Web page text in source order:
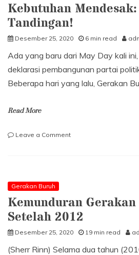
Kebutuhan
Tandingan!
Desember 25, 2020 6 min read
Ada yang baru dari May Day kali
deklarasi pembangunan partai
Beberapa hari yang lalu, Gerakan
Read More
Leave a Commenton
Gerakan Buruh
Kemunduran
Setelah 2012
Desember 25, 2020 19 min read
(Sherr Rinn) Selama dua tahun